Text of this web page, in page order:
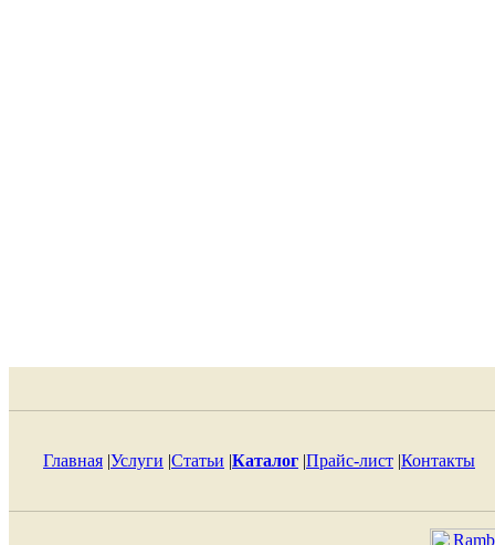
Главная |Услуги |Статьи |Каталог |Прайс-лист |Контакты